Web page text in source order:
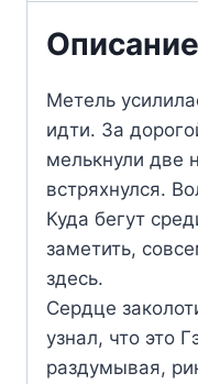
Описание
Метель
идти. За
мелькнули две
встряхнулся.
Куда бегут
заметить,
здесь.
Сердце
узнал, что это
раздумывая,